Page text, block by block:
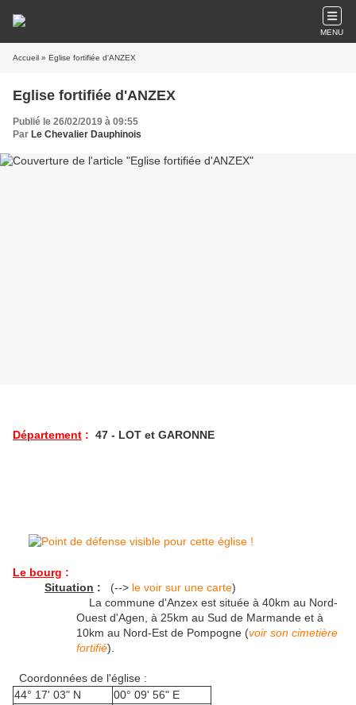
MENU
Accueil » Eglise fortifiée d'ANZEX
Eglise fortifiée d'ANZEX
Publié le 26/02/2019 à 09:55
Par Le Chevalier Dauphinois
Département : 47 - LOT et GARONNE
Le bourg :
Situation : (--> le voir sur une carte)
La commune d'Anzex est située à 40km au Nord-
Ouest d'Agen, à 25km au Sud de Marmande et à
10km au Nord-Est de Pompogne (voir son cimetière
fortifié).
Coordonnées de l'église :
44° 17' 03" N
00° 09' 56" E